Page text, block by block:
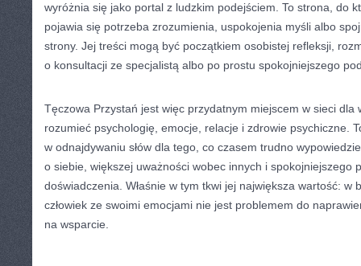
wyróżnia się jako portal z ludzkim podejściem. To strona, do
pojawia się potrzeba zrozumienia, uspokojenia myśli albo
strony. Jej treści mogą być początkiem osobistej refleksji,
o konsultacji ze specjalistą albo po prostu spokojniejszego
Tęczowa Przystań jest więc przydatnym miejscem w sieci dla
rozumieć psychologię, emocje, relacje i zdrowie psychiczne.
w odnajdywaniu słów dla tego, co czasem trudno
o siebie, większej uważności wobec innych i spokojniejszego
doświadczenia. Właśnie w tym tkwi jej największa wartość: w
człowiek ze swoimi emocjami nie jest problemem do
na wsparcie.